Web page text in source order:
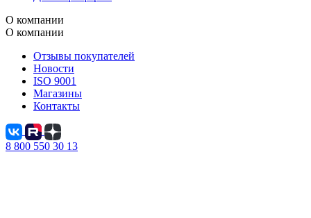
О компании
О компании
Отзывы покупателей
Новости
ISO 9001
Магазины
Контакты
8 800 550 30 13